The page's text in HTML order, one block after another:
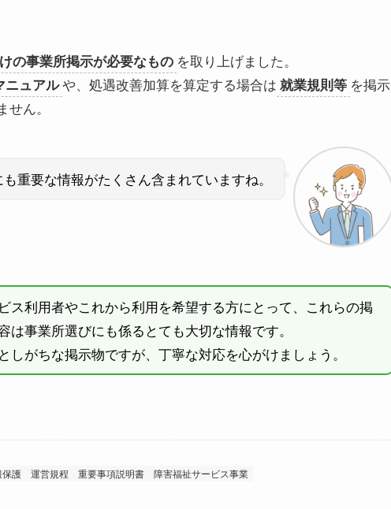
の事業所掲示が必要なもの を取り上げました。
ニュアルや、処遇改善加算を算定する場合は 就業規則等 を掲示
ん。
重要な情報がたくさん含まれていますね。
ス利用者やこれから利用を希望する方にとって、これらの掲
は事業所選びにも係るとても大切な情報です。
しがちな掲示物ですが、丁寧な対応を心がけましょう。
保護 運営規程 重要事項説明書 障害福祉サービス事業